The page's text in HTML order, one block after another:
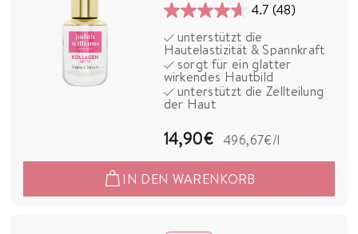
4.7 (48)
4.7
von
5
Sternen.
48
unterstützt die
Hautelastizität & Spannkraft
sorgt für ein glatter
wirkendes Hautbild
unterstützt die Zellteilung
der Haut
14,90€1
4
,
496,67€/l
IN DEN WARENKORB